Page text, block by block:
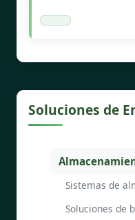
Soluciones de
Sistemas de
Soluciones de